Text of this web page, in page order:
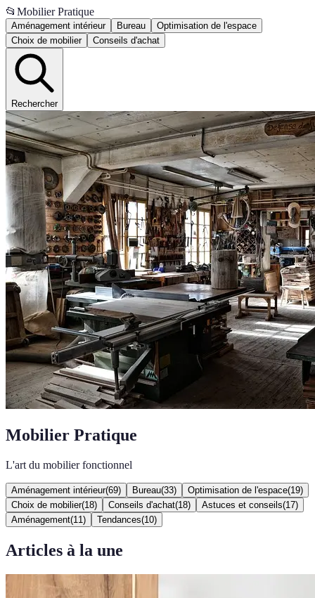
📂 Mobilier Pratique
Aménagement intérieur Bureau
Optimisation de l'espace
Choix de mobilier
Conseils d'achat
Rechercher
Mobilier Pratique
L'art du mobilier fonctionnel
Aménagement intérieur(69) Bureau(33) Optimisation de l'espace(19)
Choix de mobilier(18) Conseils d'achat(18) Astuces et conseils(17)
Aménagement(11 ) Tendances(10)
Articles à la une